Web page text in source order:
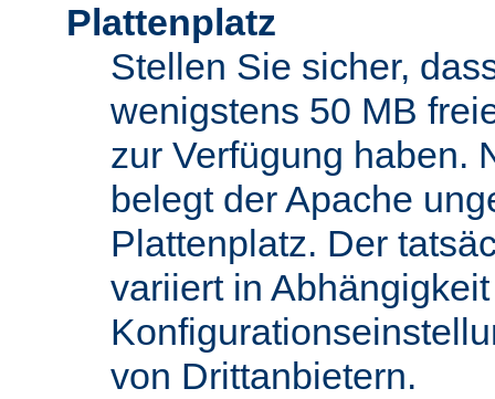
Plattenplatz
Stellen Sie sicher,
wenigstens 50 MB
zur Verfügung haben.
belegt der Apache
Plattenplatz. Der
variiert in
von Drittanbietern.